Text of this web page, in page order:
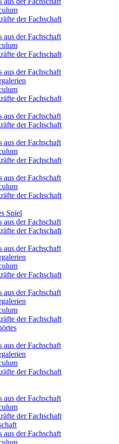
der Fachschaft
aus der Fachschaft
der Fachschaft
aus der Fachschaft
der Fachschaft
aus der Fachschaft
der Fachschaft
aus der Fachschaft
der Fachschaft
aus der Fachschaft
der Fachschaft
Spiel
aus der Fachschaft
der Fachschaft
aus der Fachschaft
der Fachschaft
aus der Fachschaft
der Fachschaft
aus der Fachschaft
der Fachschaft
aus der Fachschaft
der Fachschaft
aus der Fachschaft